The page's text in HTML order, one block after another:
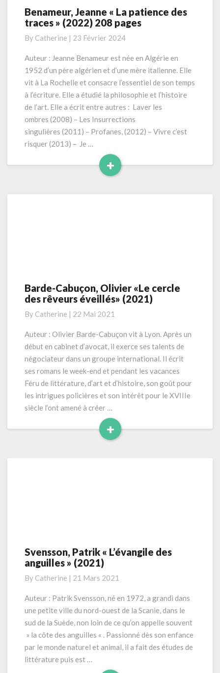
Benameur,
Jeanne
patience
des
traces »
(2022)
208
pages
Benameur, Jeanne « La patience des
traces » (2022) 208 pages
By Catherine | 23 Février 2024
Auteur : Jeanne Benameur est née en Algérie en
1952 d’un père algérien et d’une mère italienne. Elle
vit à La Rochelle et consacre l’essentiel de son temps
à l’écriture. Elle a étudié la philosophie et l’histoire
de l’art. Elle a écrit entre autres : Laver les
ombres (2008) – Les Insurrections
singulières (2011) – Profanes, (2012) – Vivre c’est
risquer (2013) – Je …
+
Read
Barde-
Cabuçon,
«Le
cercle
rêveurs
éveillés»
(2021)
Barde-Cabuçon, Olivier «Le cercle
des rêveurs éveillés» (2021)
By Catherine | 22 Mai 2021
Auteur : Olivier Barde-Cabuçon vit à Lyon. Après un
début en cabinet d’avocat, il exerce ses talents de
négociateur dans un groupe international. Il écrit
ses romans le week-end et pendant les vacances
Féru de littérature, d’art et d’histoire, son goût pour
les intrigues policières et son intérêt pour le XVIIIe
siècle l’ont amené à créer …
+
Read
Svensson,
Patrik
L’évangile
des
»
(2021)
Svensson, Patrik « L’évangile des
anguilles » (2021)
By Catherine | 21 Mars 2021
Auteur : Patrik Svensson, né en 1972, a grandi dans
une petite ville du nord-ouest de la Scanie, dans le
sud de la Suède, non loin de ce qu’on appelle souvent
» la côte des anguilles « . Passionné dès son enfance
par le monde naturel et animal, il a fait des études de
littérature puis est …